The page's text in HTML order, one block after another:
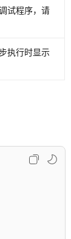
试程序，请
执行时显示